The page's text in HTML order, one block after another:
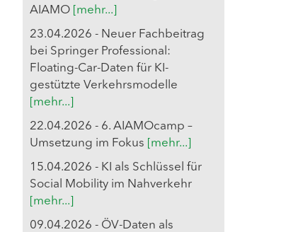
AIAMO [mehr...]
23.04.2026 - Neuer Fachbeitrag
bei Springer Professional:
Floating-Car-Daten für KI-
gestützte Verkehrsmodelle
[mehr...]
22.04.2026 - 6. AIAMOcamp –
Umsetzung im Fokus
[mehr...]
15.04.2026 - KI als Schlüssel für
Social Mobility im Nahverkehr
[mehr...]
09.04.2026 - ÖV-Daten als